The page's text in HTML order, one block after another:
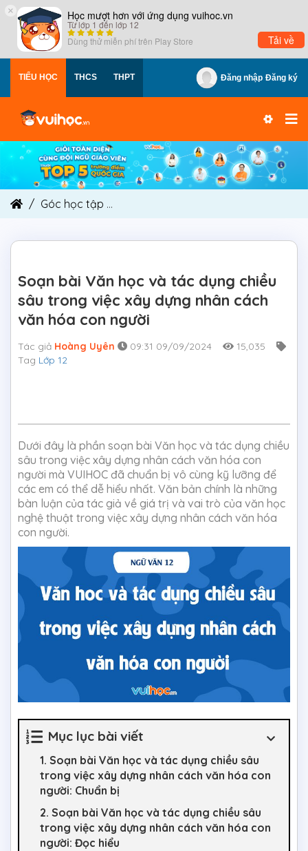
× Học mượt hơn với ứng dụng vuihoc.vn
Từ lớp 1 đến lớp 12
Dùng thử miễn phí trên Play Store Tải về
TIỂU HỌC THCS THPT Đăng nhập Đăng ký
Góc học tập
Soạn bài Văn học và tác dụng chiều
sâu trong việc xây dựng nhân cách
văn hóa con người
Tác giả Hoàng Uyên 09:31 09/09/2024
15,035
Tag Lớp 12
Dưới đây là phần soạn bài Văn học và tác dụng chiều
sâu trong việc xây dựng nhân cách văn hóa con
người mà VUIHOC đã chuẩn bị vô cùng kỹ lưỡng để
các em có thể dễ hiểu nhất. Văn bản chính là những
bàn luận của tác giả về giá trị và vai trò của văn học
nghệ thuật trong việc xây dựng nhân cách văn hóa
con người.
Mục lục bài viết
1. Soạn bài Văn học và tác dụng chiều sâu
trong việc xây dựng nhân cách văn hóa con
người: Chuẩn bị
2. Soạn bài Văn học và tác dụng chiều sâu
trong việc xây dựng nhân cách văn hóa con
người: Đọc hiểu